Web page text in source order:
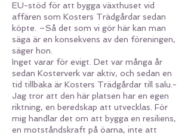
EU-stöd för att bygga växthuset vid
affären som Kosters Trädgårdar sedan
köpte. –Så det som vi gör här kan man
säga är en konsekvens av den föreningen,
säger hon.
Inget varar för evigt. Det var många år
sedan Kosterverk var aktiv, och sedan en
tid tillbaka är Kosters Trädgårdar till salu.-
Jag tror att den här platsen har en egen
riktning, en beredskap att utvecklas. För
mig handlar det om att bygga en resiliens,
en motståndskraft på öarna, inte att